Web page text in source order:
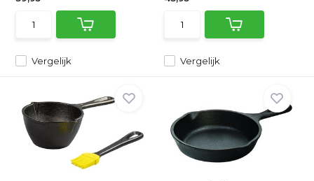
Vergelijk Vergelijk